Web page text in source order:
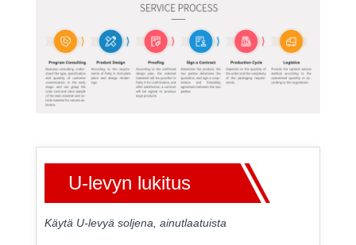
U-levyn lukitus
Käytä U-levyä soljena, ainutlaatuista